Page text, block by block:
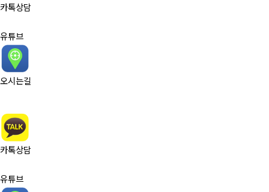
카톡상담
유튜브
오시는길
카톡상담
유튜브